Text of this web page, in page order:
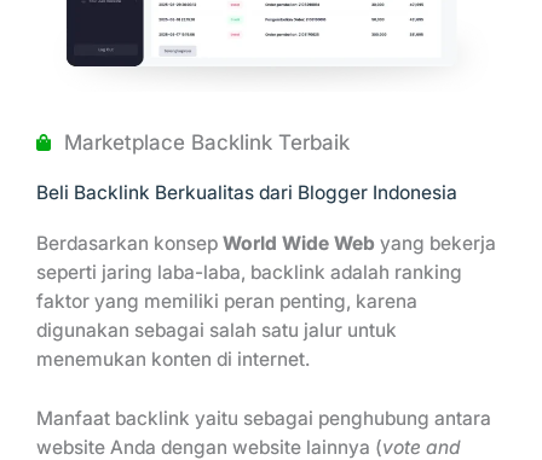
Marketplace Backlink Terbaik
Beli Backlink Berkualitas dari Blogger Indonesia
Berdasarkan konsep World Wide Web yang bekerja
seperti jaring laba-laba, backlink adalah ranking
faktor yang memiliki peran penting, karena
digunakan sebagai salah satu jalur untuk
menemukan konten di internet.
Manfaat backlink yaitu sebagai penghubung antara
website Anda dengan website lainnya (vote and